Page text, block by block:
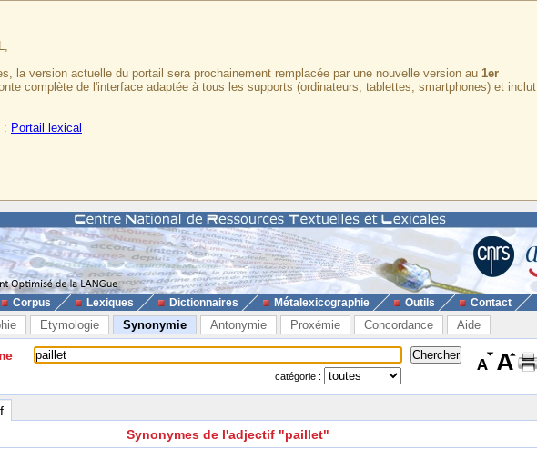
la version actuelle du portail sera prochainement remplacée par une nouvelle version au 1er
complète de l'interface adaptée à tous les supports (ordinateurs, tablettes, smartphones) et inclut
: Portail lexical
Corpus Lexiques Dictionnaires Métalexicographie Outils Contact
Etymologie Synonymie Antonymie Proxémie Concordance Aide
catégorie :
Synonymes de l'adjectif "paillet"